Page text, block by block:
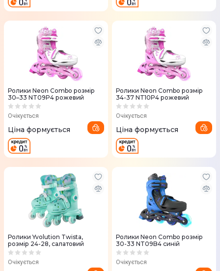
Ролики Neon Combo розмір
30–33 NT09P4 рожевий
Очікується
Ціна формується
Ролики Neon Combo розмір
34-37 NT10P4 рожевий
Очікується
Ціна формується
Ролики Yvolution Twista,
розмір 24-28, салатовий
Очікується
Ролики Neon Combo розмір
30-33 NT09B4 синій
Очікується